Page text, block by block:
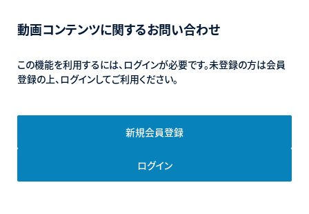
動画コンテンツに関するお問い合わせ
この機能を利用するには、ログインが必要です。未登録の方は会員
登録の上、ログインしてご利用ください。
新規会員登録
ログイン